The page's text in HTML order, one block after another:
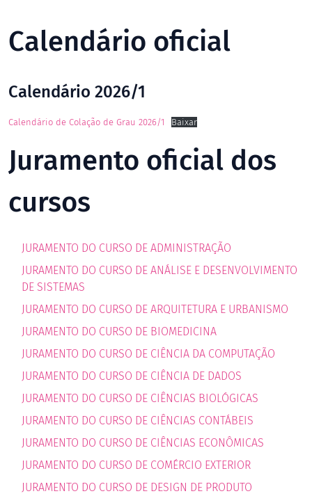
Calendário oficial
Calendário 2026/1
Calendário de Colação de Grau 2026/1 Baixar
Juramento oficial dos
cursos
JURAMENTO DO CURSO DE ADMINISTRAÇÃO
JURAMENTO DO CURSO DE ANÁLISE E DESENVOLVIMENTO
DE SISTEMAS
JURAMENTO DO CURSO DE ARQUITETURA E URBANISMO
JURAMENTO DO CURSO DE BIOMEDICINA
JURAMENTO DO CURSO DE CIÊNCIA DA COMPUTAÇÃO
JURAMENTO DO CURSO DE CIÊNCIA DE DADOS
JURAMENTO DO CURSO DE CIÊNCIAS BIOLÓGICAS
JURAMENTO DO CURSO DE CIÊNCIAS CONTÁBEIS
JURAMENTO DO CURSO DE CIÊNCIAS ECONÔMICAS
JURAMENTO DO CURSO DE COMÉRCIO EXTERIOR
JURAMENTO DO CURSO DE DESIGN DE PRODUTO